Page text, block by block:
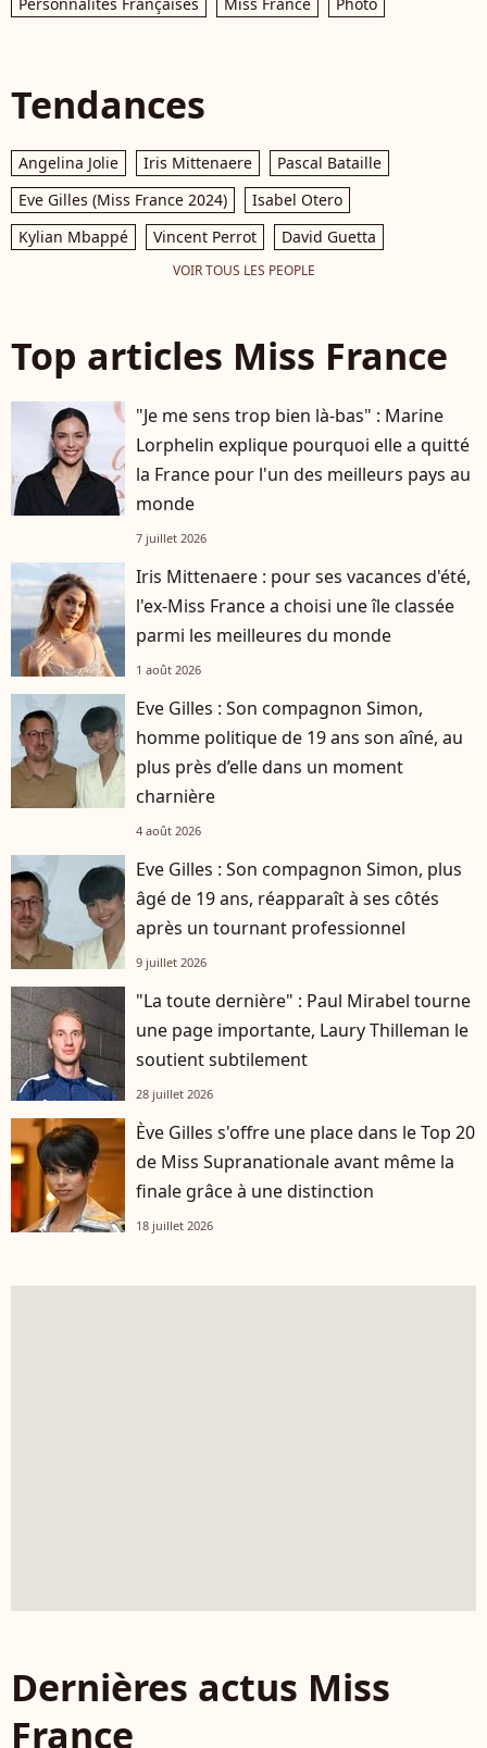
Tendances
Angelina Jolie Iris Mittenaere
Pascal Bataille
Eve Gilles (Miss France 2024)
Isabel Otero
Kylian Mbappé
Vincent Perrot David Guetta
VOIR TOUS LES PEOPLE
Top articles Miss France
"Je me sens trop bien là-bas" : Marine
Lorphelin explique pourquoi elle a quitté
la France pour l'un des meilleurs pays au
monde
7 juillet 2026
Iris Mittenaere : pour ses vacances d'été,
l'ex-Miss France a choisi une île classée
parmi les meilleures du monde
1 août 2026
Eve Gilles : Son compagnon Simon,
homme politique de 19 ans son aîné, au
plus près d’elle dans un moment
charnière
4 août 2026
Eve Gilles : Son compagnon Simon, plus
âgé de 19 ans, réapparaît à ses côtés
après un tournant professionnel
9 juillet 2026
"La toute dernière" : Paul Mirabel tourne
une page importante, Laury Thilleman le
soutient subtilement
28 juillet 2026
Ève Gilles s'offre une place dans le Top 20
de Miss Supranationale avant même la
finale grâce à une distinction
18 juillet 2026
Dernières actus Miss
France